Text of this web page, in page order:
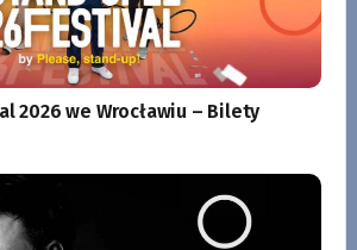
2026 we Wrocławiu – Bilety